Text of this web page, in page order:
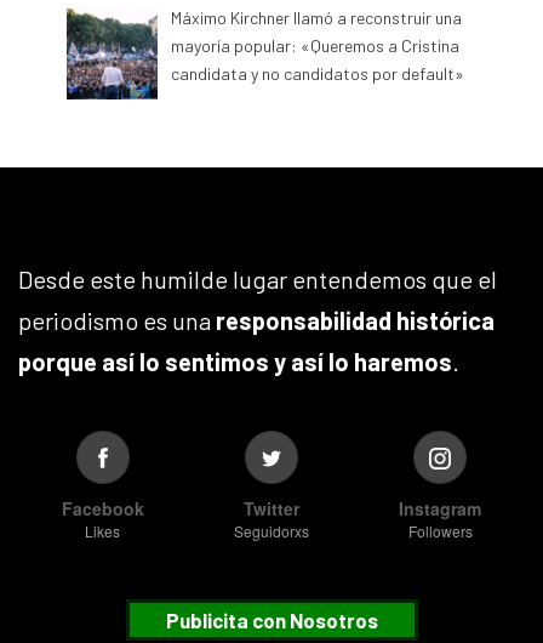
Máximo Kirchner llamó a reconstruir una
mayoría popular: «Queremos a Cristina
candidata y no candidatos por default»
Desde este humilde lugar entendemos que el
periodismo es una responsabilidad histórica
porque así lo sentimos y así lo haremos.
Facebook
Likes
Twitter
Seguidorxs
Instagram
Followers
Publicita con Nosotros